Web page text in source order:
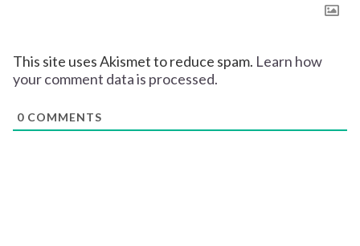
This site uses Akismet to reduce spam. Learn how
your comment data is processed.
0 COMMENTS